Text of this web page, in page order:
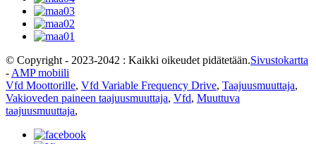
© Copyright - 2023-2042 : Kaikki oikeudet pidätetään.Sivustokartta
- AMP mobiili
Vfd Moottorille, Vfd Variable Frequency Drive, Taajuusmuuttaja,
Vakioveden paineen taajuusmuuttaja, Vfd, Muuttuva
taajuusmuuttaja,